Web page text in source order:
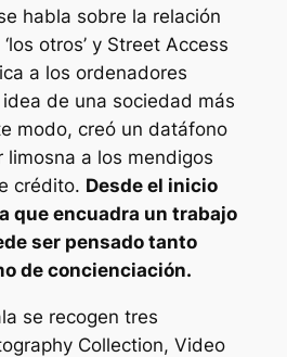
habla sobre la relación
otros’ y Street Access
a los ordenadores
de una sociedad más
modo, creó un datáfono
limosna a los mendigos
crédito. Desde el inicio
que encuadra un trabajo
ser pensado tanto
de concienciación.
se recogen tres
Collection, Video